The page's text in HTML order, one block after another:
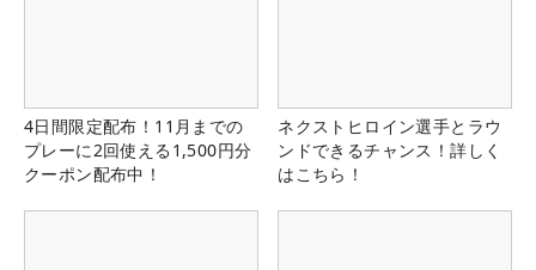
4日間限定配布！11月までの
プレーに2回使える1,500円分
クーポン配布中！
ネクストヒロイン選手とラウ
ンドできるチャンス！詳しく
はこちら！